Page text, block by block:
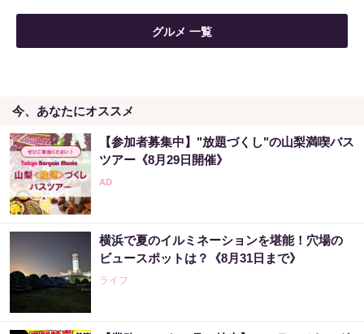
グルメ 一覧
今、あなたにオススメ
【参加者募集中】"放題づくし"の山梨満喫バス
ツアー《8月29日開催》
横浜で夏のイルミネーションを堪能！穴場の
ビュースポットは？《8月31日まで》
ライフ